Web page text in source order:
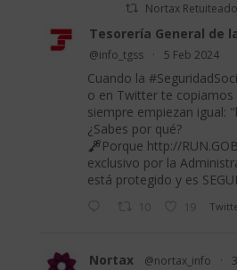
Nortax Retuiteado
Tesorería General de
@info_tgss · 5 Feb 2024
Cuando la
o en Twitter te copiamos
siempre empiezan igual: "
¿Sabes por qué?
Porque http://
exclusivo por la
está protegido y es
10 19
Nortax @nortax_info ·